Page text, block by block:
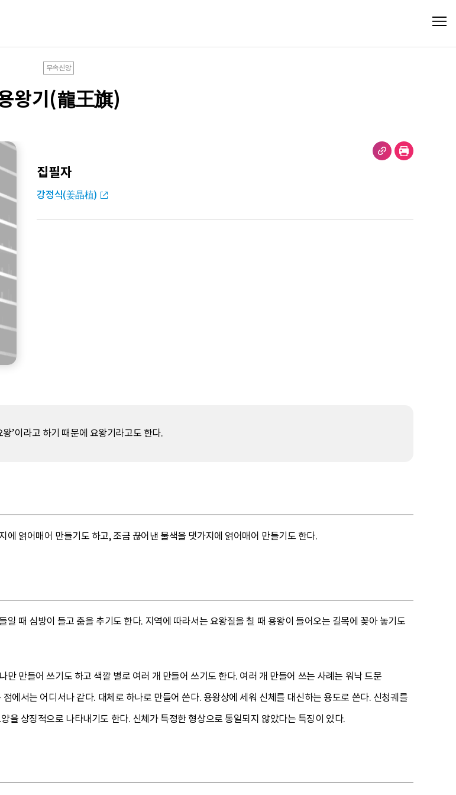
무속신앙
왕기(龍王旗)
집필자
강정식(姜晶植)
’이라고 하기 때문에 요왕기라고도 한다.
에 얽어매어 만들기도 하고, 조금 끊어낸 물색을 댓가지에 얽어매어 만들기도 한다.
일 때 심방이 들고 춤을 추기도 한다. 지역에 따라서는 요왕질을 칠 때 용왕이 들어오는 길목에 꽂아 놓기도
만들어 쓰기도 하고 색깔 별로 여러 개 만들어 쓰기도 한다. 여러 개 만들어 쓰는 사례는 워낙 드문
에서는 어디서나 같다. 대체로 하나로 만들어 쓴다. 용왕상에 세워 신체를 대신하는 용도로 쓴다. 신청궤를
을 상징적으로 나타내기도 한다. 신체가 특정한 형상으로 통일되지 않았다는 특징이 있다.